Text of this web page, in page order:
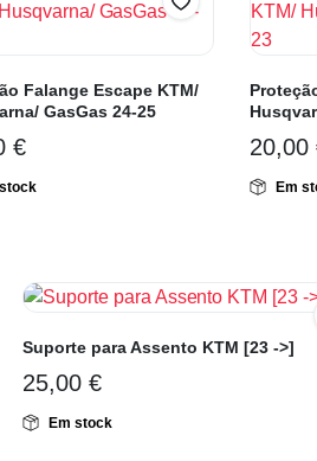
Falange Escape KTM/
GasGas 24-25
€ 20,00
Em
Suporte para Assento KTM [23 ->]
25,00 €
Em stock